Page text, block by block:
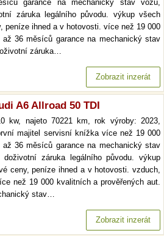
garance na mechanický stav vozu,
záruka legálního původu. výkup všech
peníze ihned a v hotovosti. více než 19 000
36 měsíců garance na mechanický stav
záruka…
Zobrazit inzerát
A6 Allroad 50 TDI
kw, najeto 70221 km, rok výroby: 2023,
majitel servisní knížka více než 19 000
36 měsíců garance na mechanický stav
záruka legálního původu. výkup
ceny, peníze ihned a v hotovosti. vzduch,
než 19 000 kvalitních a prověřených aut.
stav…
Zobrazit inzerát